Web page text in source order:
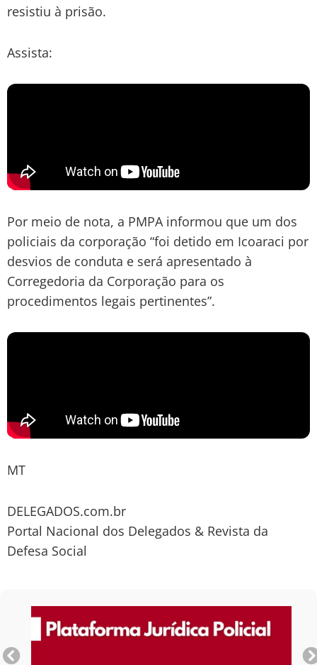
resistiu à prisão.
Assista:
Por meio de nota, a PMPA informou que um dos
policiais da corporação “foi detido em Icoaraci por
desvios de conduta e será apresentado à
Corregedoria da Corporação para os
procedimentos legais pertinentes”.
MT
DELEGADOS.com.br
Portal Nacional dos Delegados & Revista da
Defesa Social